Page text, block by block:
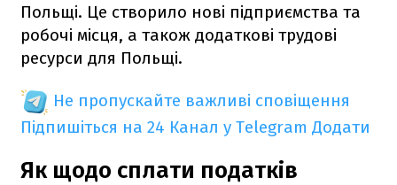
Польщі. Це створило нові підприємства та
робочі місця, а також додаткові трудові
ресурси для Польщі.
Не пропускайте важливі сповіщення
Підпишіться на 24 Канал у Telegram Додати
Як щодо сплати податків